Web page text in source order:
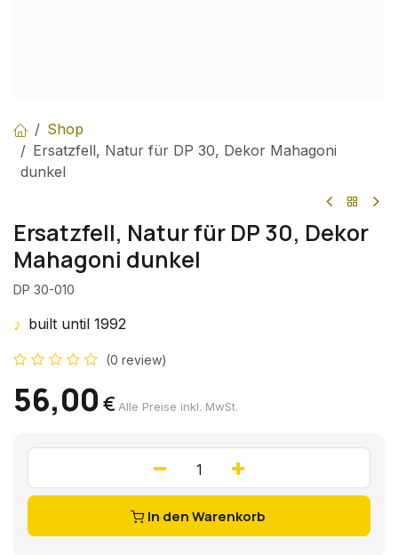
Shop
Ersatzfell, Natur für DP 30, Dekor Mahagoni
dunkel
Ersatzfell, Natur für DP 30, Dekor
Mahagoni dunkel
DP 30-010
♪ built until 1992
(0 review)
56,00 € Alle Preise inkl. MwSt.
In den Warenkorb